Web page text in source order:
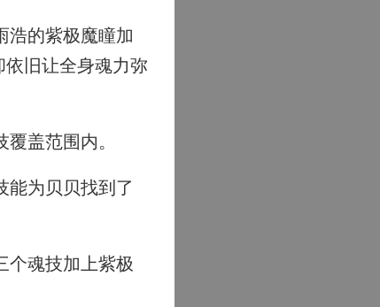
浩的紫极魔瞳加
旧让全身魂力弥
盖范围内。
为贝贝找到了
个魂技加上紫极